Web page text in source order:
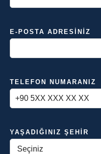
E-POSTA ADRESINIZ
TELEFON NUMARANIZ
YAŞADIĞINIZ ŞEHIR